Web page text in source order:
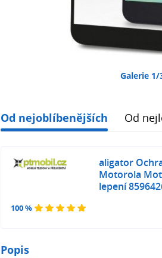
Galerie 1/
Od nejoblíbenějších Od
100 %
aligator
Motorola
lepení
Popis